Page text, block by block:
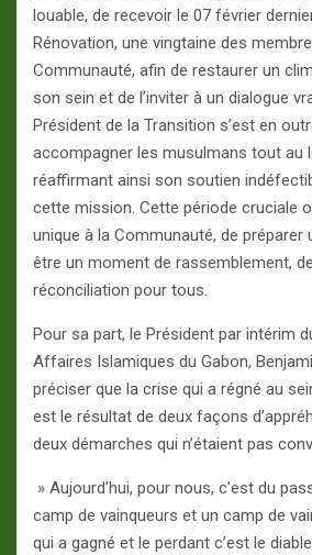
louable, de recevoir le 07 février
Rénovation, une vingtaine des
Communauté, afin de restaurer un
son sein et de l’inviter à un dialogue
Président de la Transition s’est en
accompagner les musulmans tout au
réaffirmant ainsi son soutien
cette mission. Cette période cruciale
unique à la Communauté, de préparer
être un moment de rassemblement,
réconciliation pour tous.
Pour sa part, le Président par intérim
Affaires Islamiques du Gabon,
préciser que la crise qui a régné au
est le résultat de deux façons
deux démarches qui n’étaient pas
» Aujourd’hui, pour nous, c’est du
camp de vainqueurs et un camp de
qui a gagné et le perdant c’est le